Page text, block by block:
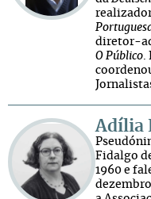
diretor-
O Público.
Adília
Fidalgo
1960 e